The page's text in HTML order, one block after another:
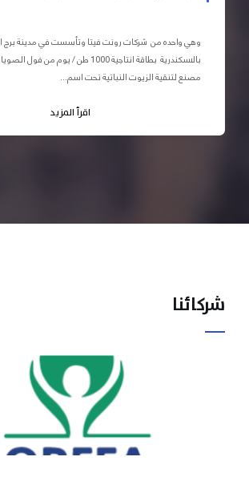
وهي واحده من شركات رونت فيتا وتأسست في مدينة برج
بالاسكندرية بطاقة انتاجية 1000 طن / يوم من
مصنع لتنقية الزيوت النباتية تحت اسم...
اقرأ المزيد
شركائنا